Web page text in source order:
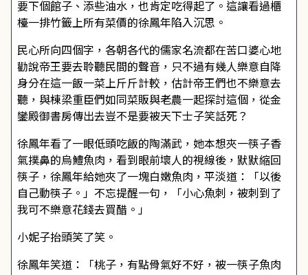
要下個館子、添些油水，也肯定吃得起了。這讓看過櫃
檯一排竹籤上所有菜價的徐鳳年陷入沉思。
民心所向四個字，各朝各代的儒家名流都在苦口婆心地
勸說帝王要去聆聽民間的聲音，只不過有幾人樂意自降
身分在這一飯一菜上斤斤計較，估計帝王們也不樂意去
聽，與棟梁重臣們如同菜販與老農一起探討這個，從金
鑾殿御書房傳出去豈不是要被天下士子笑話死？
徐鳳年看了一眼低頭吃飯的陶滿武，她本想夾一筷子香
氣撲鼻的烏鱧魚肉，看到眼前壞人的視線後，默默縮回
筷子，徐鳳年給她夾了一塊白嫩魚肉，平淡道：「以後
自己動筷子。」不忘提醒一句，「小心魚刺，被刺到了
我可不樂意花錢去買醋。」
小妮子抬頭笑了笑。
徐鳳年笑道：「桃子，有點骨氣好不好，被一筷子魚肉